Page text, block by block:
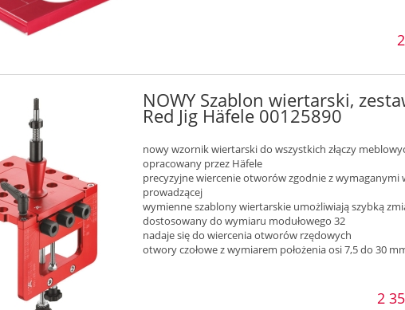
NOWY Szablon wiertarski,
Red Jig Häfele 00125890
nowy wzornik wiertarski do wszystkich złączy
opracowany przez Häfele
precyzyjne wiercenie otworów zgodnie z
prowadzącej
wymienne szablony wiertarskie umożliwiają szybką
dostosowany do wymiaru modułowego 32
nadaje się do wiercenia otworów rzędowych
otwory czołowe z wymiarem położenia osi 7,5 do 30
2